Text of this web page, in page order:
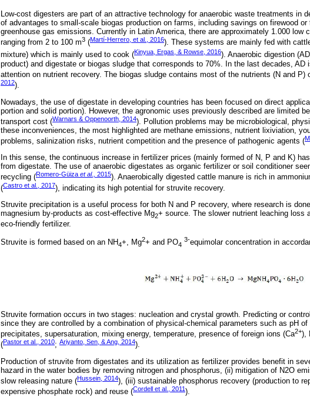
Low-cost digesters are part of an attractive technology for anaerobic waste treatments in
of advantages to small-scale biogas production on farms, including savings on firewood
greenhouse gas emissions. Currently in Latin America, there are approximately 1.000
ranging from 2 to 100 m3 (Martí-Herrero, et al., 2016). These systems are mainly fed with
mixture) which is mainly used to cook (Kinyua, Ergas, & Rowse, 2016). Anaerobic digestion
product) and digestate or biogas sludge that corresponds to 70%. In the last decades,
attention on nutrient recovery. The biogas sludge contains most of the nutrients (N and P)
2012).
Nowadays, the use of digestate in developing countries has been focused on direct
portion and solid portion). However, the agronomic uses previously described are limited
transport cost (Warnars & Oppenoorth, 2014). Pollution problems may be microbiological,
these inconveniences, the most highlighted are methane emissions, nutrient lixiviation,
problems, salinization risks, nutrient competition and the presence of pathogenic agents (
In this sense, the continuous increase in fertilizer prices (mainly formed of N, P and K)
from digestate. The use of anaerobic digestates as organic fertilizer or soil conditioner
recycling (Romero-Güiza et al., 2015). Anaerobically digested cattle manure is rich in
(Castro et al., 2017), indicating its high potential for struvite recovery.
Struvite precipitation is a useful process for both N and P recovery, where research is
magnesium by-products as cost-effective Mg2+ source. The slower nutrient leaching
eco-friendly fertilizer.
Struvite is formed based on an NH4+, Mg2+ and PO4
3-equimolar concentration in
Struvite formation occurs in two stages: nucleation and crystal growth. Predicting or
since they are controlled by a combination of physical-chemical parameters such as pH
precipitates, supersaturation, mixing energy, temperature, presence of foreign ions (Ca2+),
(Pastor et al., 2010; Ariyanto, Sen, & Ang, 2014).
Production of struvite from digestates and its utilization as fertilizer provides benefit in
hazard in the water bodies by removing nitrogen and phosphorus, (ii) mitigation of N2O
slow releasing nature (Hussein, 2014), (iii) sustainable phosphorus recovery (production to
expensive phosphate rock) and reuse (Cordell et al., 2011).